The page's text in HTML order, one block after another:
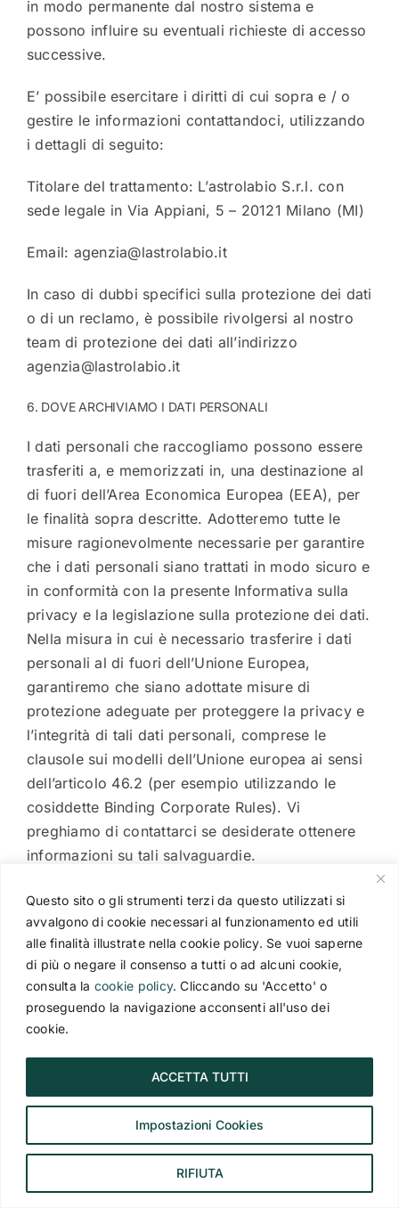
Questo sito o gli strumenti terzi da questo utilizzati si
avvalgono di cookie necessari al funzionamento ed utili
alle finalità illustrate nella cookie policy. Se vuoi saperne
di più o negare il consenso a tutti o ad alcuni cookie,
consulta la cookie policy. Cliccando su 'Accetto' o
proseguendo la navigazione acconsenti all'uso dei
cookie.
Impostazioni Cookies
RIFIUTA
ACCETTA TUTTI
in modo permanente dal nostro sistema e
possono influire su eventuali richieste di accesso
successive.
E’ possibile esercitare i diritti di cui sopra e / o
gestire le informazioni contattandoci, utilizzando
i dettagli di seguito:
Titolare del trattamento: L’astrolabio S.r.l. con
sede legale in Via Appiani, 5 – 20121 Milano (MI)
Email: agenzia@lastrolabio.it
In caso di dubbi specifici sulla protezione dei dati
o di un reclamo, è possibile rivolgersi al nostro
team di protezione dei dati all’indirizzo
agenzia@lastrolabio.it
6. DOVE ARCHIVIAMO I DATI PERSONALI
I dati personali che raccogliamo possono essere
trasferiti a, e memorizzati in, una destinazione al
di fuori dell’Area Economica Europea (EEA), per
le finalità sopra descritte. Adotteremo tutte le
misure ragionevolmente necessarie per garantire
che i dati personali siano trattati in modo sicuro e
in conformità con la presente Informativa sulla
privacy e la legislazione sulla protezione dei dati.
Nella misura in cui è necessario trasferire i dati
personali al di fuori dell’Unione Europea,
garantiremo che siano adottate misure di
protezione adeguate per proteggere la privacy e
l’integrità di tali dati personali, comprese le
clausole sui modelli dell’Unione europea ai sensi
dell’articolo 46.2 (per esempio utilizzando le
cosiddette Binding Corporate Rules). Vi
preghiamo di contattarci se desiderate ottenere
informazioni su tali salvaguardie.
Dal 1971 siamo un’agenzia viaggi Milano centro di
qualità.